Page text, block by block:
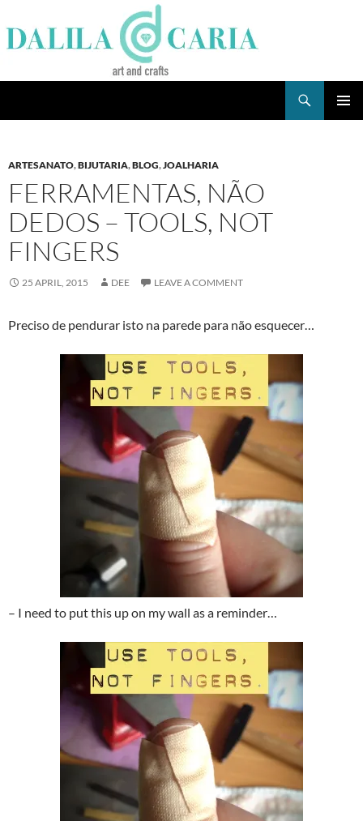
to
content
ARTESANATO,BIJUTARIA,BLOG,JOALHARIA
FERRAMENTAS, NÃO
DEDOS – TOOLS, NOT
FINGERS
25 APRIL, 2015 DEE LEAVE A COMMENT
Preciso de pendurar isto na parede para não esquecer…
– I need to put this up on my wall as a reminder…